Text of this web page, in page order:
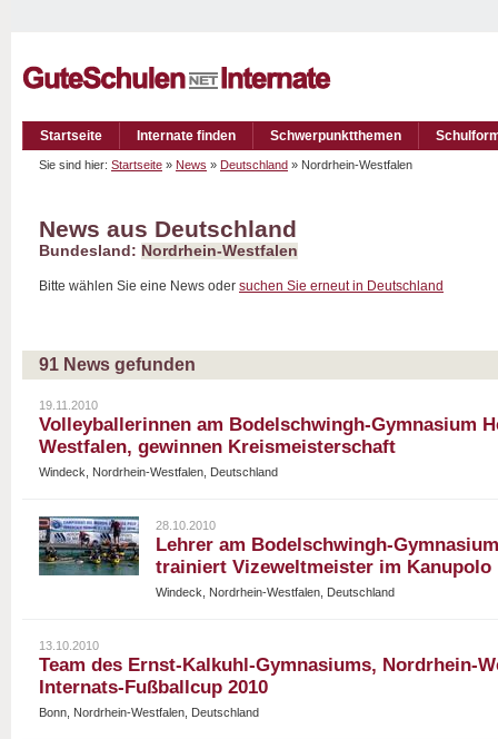
Startseite Internate finden Schwerpunktthemen
Sie sind hier: Startseite » News » Deutschland » Nordrhein-Westfalen
News aus Deutschland
Bundesland: Nordrhein-Westfalen
Bitte wählen Sie eine News oder suchen Sie erneut in Deutschland
91 News gefunden
19.11.2010
Volleyballerinnen am Bodelschwingh-Gymnasium
Westfalen, gewinnen Kreismeisterschaft
Windeck, Nordrhein-Westfalen, Deutschland
28.10.2010
Lehrer am Bodelschwingh-
trainiert Vizeweltmeister im Kanupolo
Windeck, Nordrhein-Westfalen, Deutschland
13.10.2010
Team des Ernst-Kalkuhl-Gymnasiums, Nordrhein-
Internats-Fußballcup 2010
Bonn, Nordrhein-Westfalen, Deutschland